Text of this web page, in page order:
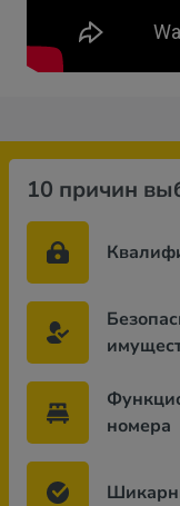
10 причин
номера